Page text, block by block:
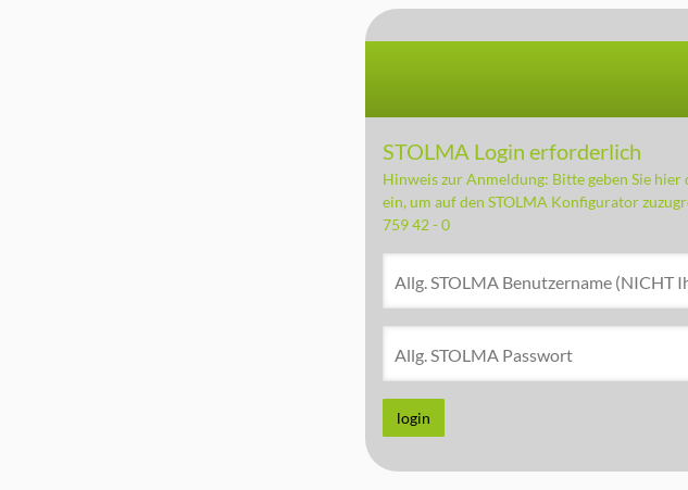
STOLMA Login erforderlich
Hinweis zur Anmeldung: Bitte geben Sie hier
ein, um auf den STOLMA Konfigurator
759 42 - 0
Allg. STOLMA Benutzername (NICHT
Allg. STOLMA Passwort
login